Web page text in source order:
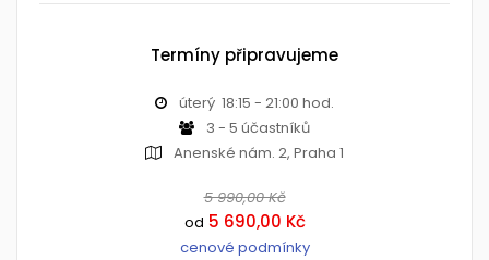
Termíny připravujeme
úterý 18:15 - 21:00 hod.
3 - 5 účastníků
Anenské nám. 2, Praha 1
5 990,00 Kč
od 5 690,00 Kč
cenové podmínky